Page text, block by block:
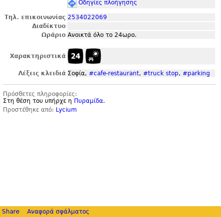
Οδηγίες πλοήγησης
Τηλ. επικοινωνίας 2534022069
Διαδίκτυο
Ωράριο Ανοικτά όλο το 24ωρο.
Χαρακτηριστικά
Λέξεις κλειδιά Σοφία, #cafe-restaurant, #truck stop, #parking
Πρόσθετες πληροφορίες:
Στη θέση του υπήρχε η Πυραμίδα.
Προστέθηκε από: Lycium
Share Αναφορά σφάλματος